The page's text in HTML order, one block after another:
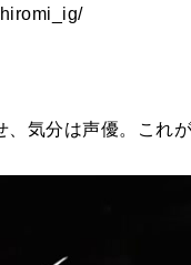
、気分は声優。これ